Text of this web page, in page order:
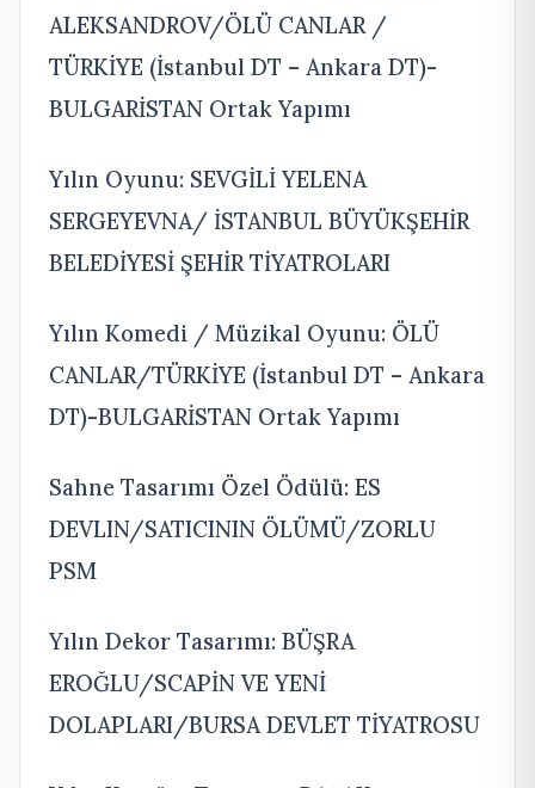
ALEKSANDROV/ÖLÜ CANLAR /
TÜRKİYE (İstanbul DT – Ankara DT)-
BULGARİSTAN Ortak Yapımı
Yılın Oyunu: SEVGİLİ YELENA
SERGEYEVNA/ İSTANBUL BÜYÜKŞEHİR
BELEDİYESİ ŞEHİR TİYATROLARI
Yılın Komedi / Müzikal Oyunu: ÖLÜ
CANLAR/TÜRKİYE (İstanbul DT – Ankara
DT)-BULGARİSTAN Ortak Yapımı
Sahne Tasarımı Özel Ödülü: ES
DEVLIN/SATICININ ÖLÜMÜ/ZORLU
PSM
Yılın Dekor Tasarımı: BÜŞRA
EROĞLU/SCAPİN VE YENİ
DOLAPLARI/BURSA DEVLET TİYATROSU